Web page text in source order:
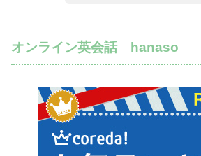
オンライン英会話 hanaso